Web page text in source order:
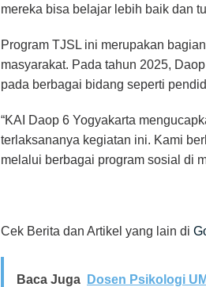
mereka bisa belajar lebih baik dan
Program TJSL ini merupakan
masyarakat. Pada tahun 2025,
pada berbagai bidang seperti
“KAI Daop 6 Yogyakarta
terlaksananya kegiatan ini. Kami
melalui berbagai program sosial di
Cek Berita dan Artikel yang lain di
Baca Juga
Dosen Psikologi